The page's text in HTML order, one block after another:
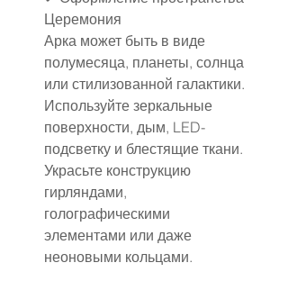
Церемония
Арка может быть в виде
полумесяца, планеты, солнца
или стилизованной галактики.
Используйте зеркальные
поверхности, дым, LED-
подсветку и блестящие ткани.
Украсьте конструкцию
гирляндами,
голографическими
элементами или даже
неоновыми кольцами.